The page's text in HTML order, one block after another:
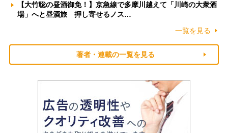
【大竹聡の昼酒御免！】京急線で多摩川越えて「川崎の大衆酒
場」へと昼酒旅 押し寄せるノス…
一覧を見る
著者・連載の一覧を見る